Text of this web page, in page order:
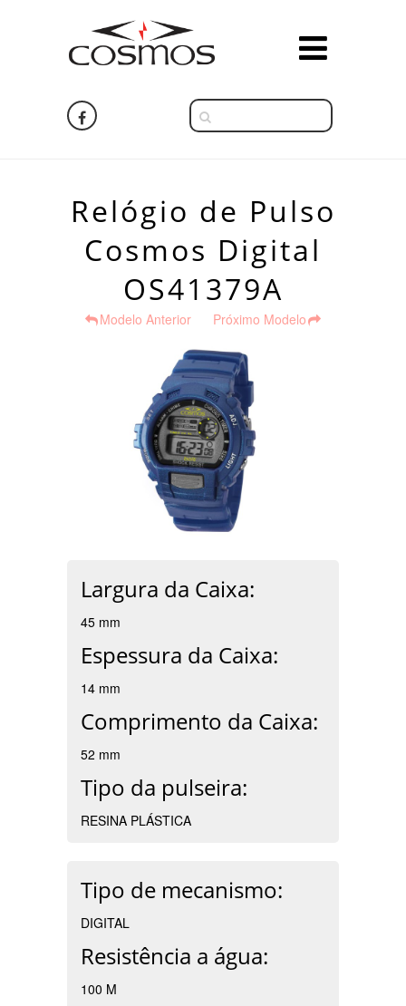
Relógio de Pulso
Cosmos Digital
OS41379A
Modelo Anterior Próximo Modelo
Largura da Caixa:
45 mm
Espessura da Caixa:
14 mm
Comprimento da Caixa:
52 mm
Tipo da pulseira:
RESINA PLÁSTICA
Tipo de mecanismo:
DIGITAL
Resistência a água:
100 M